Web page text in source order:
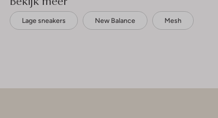
Lage sneakers New Balance Mesh